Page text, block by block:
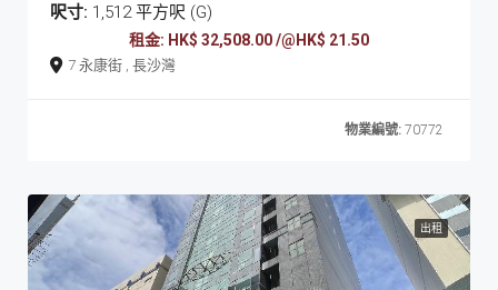
呎寸: 1,512 平方呎 (G)
租金: HK$ 32,508.00 /@HK$ 21.50
7 永康街 , 長沙灣
物業編號: 70772
出租